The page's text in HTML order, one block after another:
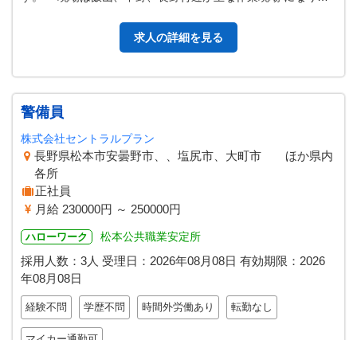
求人の詳細を見る
警備員
株式会社セントラルプラン
長野県松本市安曇野市、、塩尻市、大町市 ほか県内
各所
正社員
月給 230000円 ～ 250000円
ハローワーク 松本公共職業安定所
採用人数：3人 受理日： 2026年08月08日 有効期限： 2026
年08月08日
経験不問 学歴不問 時間外労働あり 転勤なし